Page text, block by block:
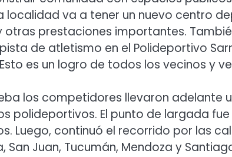
localidad va a tener un nuevo centro
prestaciones importantes.
de atletismo en el Polideportivo
es un logro de todos los vecinos y
los competidores llevaron adelante
polideportivos. El punto de largada fue
Luego, continuó el recorrido por las
San Juan, Tucumán, Mendoza y